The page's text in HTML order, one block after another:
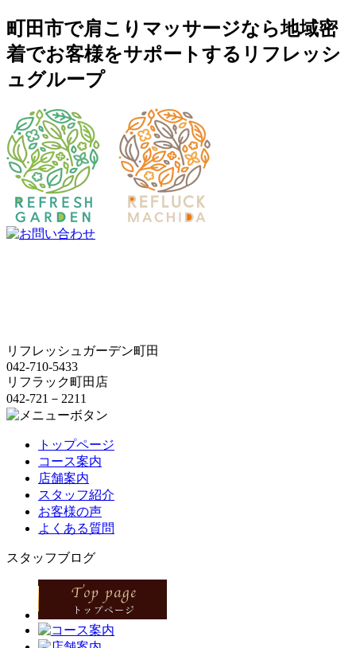
町田市で肩こりマッサージなら地域密
着でお客様をサポートするリフレッシ
ュグループ
リフレッシュガーデン町田
042-710-5433
リフラック町田店
042-721－2211
トップページ
コース案内
店舗案内
スタッフ紹介
お客様の声
よくある質問
スタッフブログ